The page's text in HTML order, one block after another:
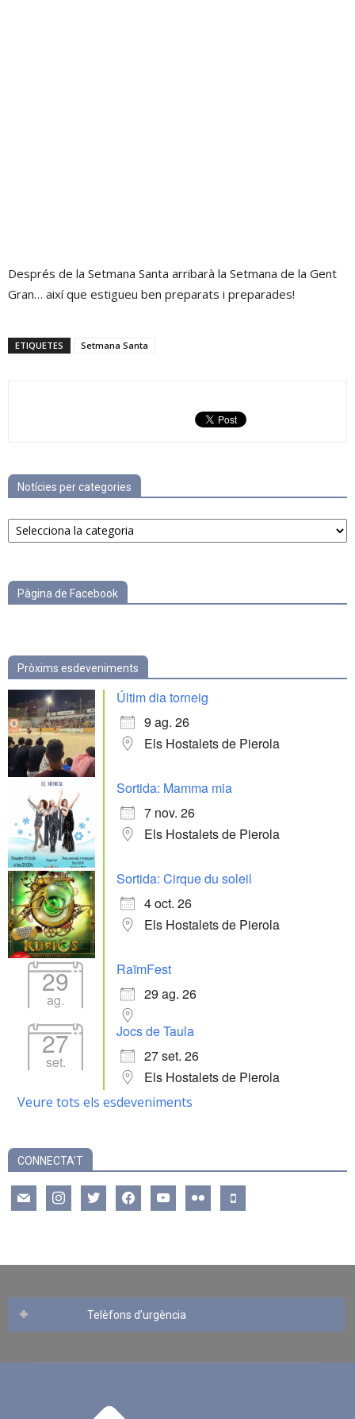
Després de la Setmana Santa arribarà la Setmana de la Gent
Gran… així que estigueu ben preparats i preparades!
ETIQUETES Setmana Santa
Notícies per categories
Notícies
per
Pàgina de Facebook
Pròxims esdeveniments
Últim dia torneig
9 ag. 26
Els Hostalets de Pierola
Sortida: Mamma mia
7 nov. 26
Els Hostalets de Pierola
Sortida: Cirque du soleil
4 oct. 26
Els Hostalets de Pierola
29
ag.
RaïmFest
29 ag. 26
27
set.
Jocs de Taula
27 set. 26
Els Hostalets de Pierola
Veure tots els esdeveniments
CONNECTA’T
mail instagramtwitter facebookyoutube flickr mobile
Telèfons d’urgència